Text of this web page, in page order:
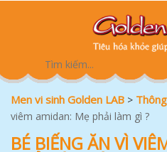
Men vi sinh Golden LAB >
viêm amidan: Mẹ phải làm gì ?
BÉ BIẾNG ĂN VÌ